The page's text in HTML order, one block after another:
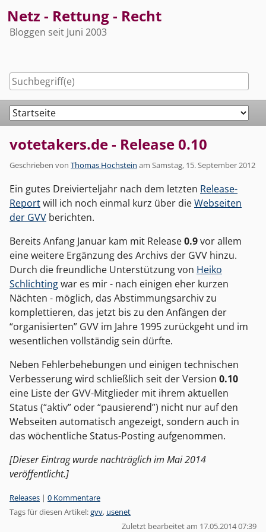
to
content
Netz - Rettung - Recht
Bloggen seit Juni 2003
Navigation
votetakers.de - Release 0.10
Geschrieben von Thomas Hochstein am Samstag, 15. September 2012
Ein gutes Dreivierteljahr nach dem letzten Release-
Reportwill ich noch einmal kurz über dieWebseiten
der GVV berichten.
Bereits Anfang Januar kam mit Release0.9vor allem
eine weitere Ergänzung des Archivs der GVV hinzu.
Durch die freundliche Unterstützung von Heiko
Schlichtingwar es mir - nach einigen eher kurzen
Nächten - möglich, das Abstimmungsarchiv zu
komplettieren, das jetzt bis zu den Anfängen der
“organisierten” GVV im Jahre 1995 zurückgeht und im
wesentlichen vollständig sein dürfte.
Neben Fehlerbehebungen und einigen technischen
Verbesserung wird schließlich seit der Version 0.10
eine Liste der GVV-Mitglieder mit ihrem aktuellen
Status (“aktiv” oder “pausierend”) nicht nur auf den
Webseiten automatisch angezeigt, sondern auch in
das wöchentliche Status-Posting aufgenommen.
[Dieser Eintrag wurde nachträglich im Mai 2014
veröffentlicht.]
Kategorien:
Releases | 0 Kommentare
Tags für diesen Artikel:gvv, usenet
Zuletzt bearbeitet am 17.05.2014 07:39